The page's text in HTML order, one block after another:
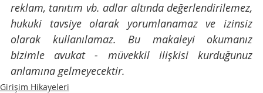
reklam, tanıtım vb. adlar altında değerlendirilemez,
hukuki tavsiye olarak yorumlanamaz ve izinsiz
olarak kullanılamaz. Bu makaleyi okumanız
bizimle avukat - müvekkil ilişkisi kurduğunuz
anlamına gelmeyecektir.
Girişim Hikayeleri